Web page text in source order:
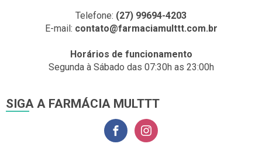
Telefone: (27) 99694-4203
E-mail: contato@farmaciamulttt.com.br
Horários de funcionamento
Segunda à Sábado das 07:30h as 23:00h
SIGA A FARMÁCIA MULTTT